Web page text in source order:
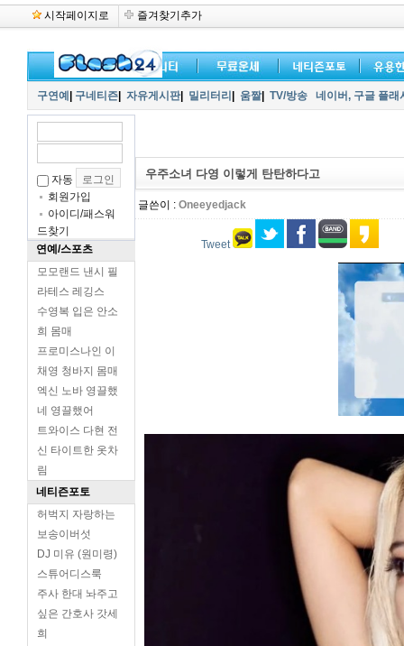
시작페이지로 즐겨찾기추가
구연예 구네티즌 자유게시판| 밀리터리 움짤| TV/방송 네이버, 구글 플
자동
회원가입
아이디/패스워
드찾기
연예/스포츠
모모랜드 낸시 필
라테스 레깅스
수영복 입은 안소
희 몸매
프로미스나인 이
채영 청바지 몸매
엑신 노바 영끌했
네 영끌했어
트와이스 다현 전
신 타이트한 옷차
림
네티즌포토
허벅지 자랑하는
보송이버섯
DJ 미유 (원미령)
스튜어디스룩
주사 한대 놔주고
싶은 간호사 갓세
희
우주소녀 다영 이렇게 탄탄하다고
글쓴이 : Oneeyedjack
Tweet